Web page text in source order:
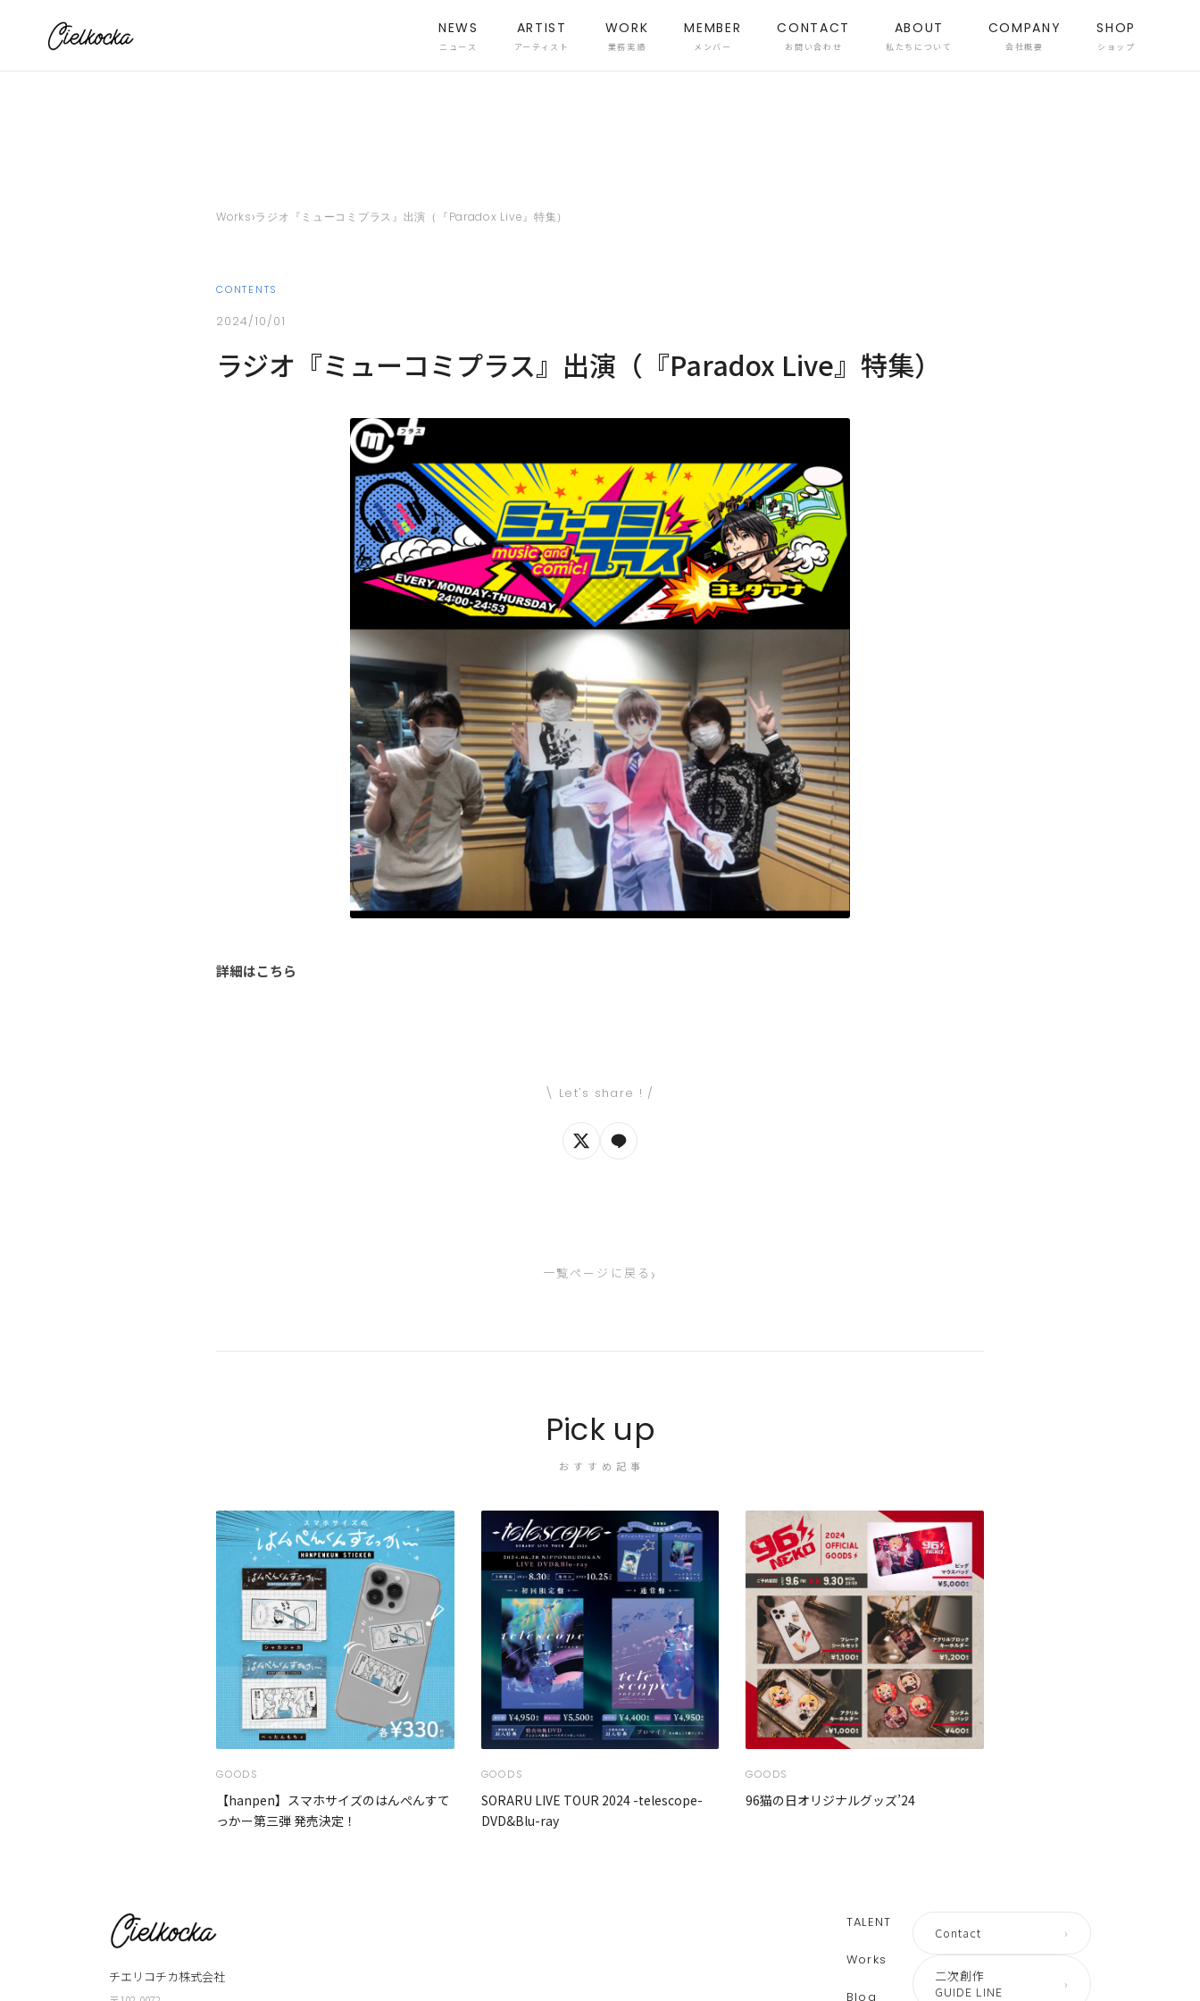
NEWS
ニュース
ARTIST
アーティスト
WORK
業務実績
MEMBER
メンバー
CONTACT
お問い合わせ
ABOUT
私たちについて
COMPANY
会社概要
SHOP
ショップ
Works›ラジオ『ミューコミプラス』出演（『Paradox Live』特集）
CONTENTS
2024/10/01
ラジオ『ミューコミプラス』出演（『Paradox Live』特集）
詳細はこちら
\ Let's share ! /
一覧ページに戻る ›
Pick up
おすすめ記事
GOODS
【hanpen】スマホサイズのはんぺんすて
っかー第三弾 発売決定！
GOODS
SORARU LIVE TOUR 2024 -telescope-
DVD&Blu-ray
GOODS
96猫の日オリジナルグッズ’24
チエリコチカ株式会社
TALENT
Works
Blog
Contact ›
二次創作
GUIDE LINE
›